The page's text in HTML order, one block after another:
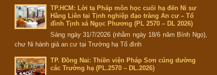
TP.HCM: Lời tạ Pháp môn học cuối hạ đến Ni sư
Hằng Liên tại Tịnh nghiệp đạo tràng An cư – Tổ
đình Tịnh xá Ngọc Phương (PL 2570 – DL 2026)
Sáng ngày 31/7/2026 (nhằm ngày 18/6 năm Bính Ngọ),
chư Ni hành giả an cư tại Trường hạ Tổ đình
TP. Đồng Nai: Thiền viện Pháp Sơn cúng dường
các Trường hạ (PL.2570 – DL.2026)